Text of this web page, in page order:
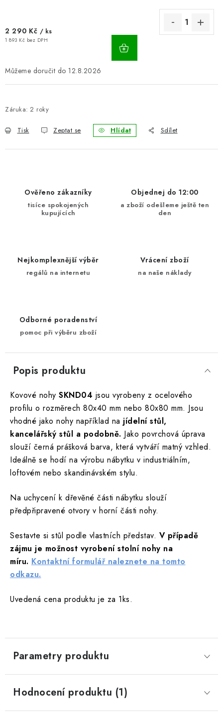
2 290 Kč / ks
1 893 Kč bez DPH
12.8.2026
Záruka: 2 roky
Tisk Zeptat se Hlídat Sdílet
Ověřeno zákazníky
tisíce spokojených
kupujících
Objednej do 12:00
a zboží odešleme ještě ten
den
Nejkomplexnější výběr
regálů na internetu
Vrácení zboží
na naše náklady
Odborné poradenství
pomoc při výběru zboží
Popis produktu
Kovové nohy SKND04 jsou vyrobeny z ocelového
profilu o rozměrech 80x40 mm nebo 80x80 mm. Jsou
vhodné jako nohy například na jídelní stůl,
kancelářský stůl a podobně. Jako povrchová úprava
slouží černá prášková barva, která vytváří matný vzhled.
Ideálně se hodí na výrobu nábytku v industriálním,
loftovém nebo skandinávském stylu.
Na uchycení k dřevěné části nábytku slouží
předpřipravené otvory v horní části nohy.
Sestavte si stůl podle vlastních představ. V případě
zájmu je možnost vyrobení stolní nohy na
míru. Kontaktní formulář naleznete na tomto
odkazu.
Uvedená cena produktu je za 1ks.
Parametry produktu
Hodnocení produktu (1)